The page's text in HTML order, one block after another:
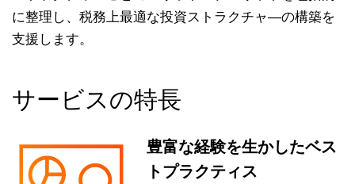
に整理し、税務上最適な投資ストラクチャ―の構築を
支援します。
サービスの特長
豊富な経験を生かしたベス
トプラクティス